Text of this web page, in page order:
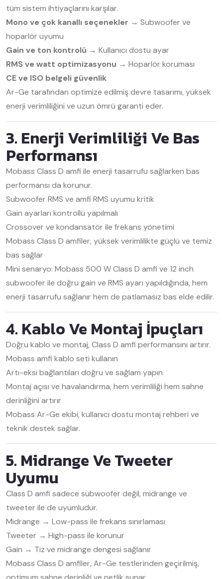
tüm sistem ihtiyaçlarını karşılar.
Mono ve çok kanallı seçenekler → Subwoofer ve
hoparlör uyumu
Gain ve ton kontrolü → Kullanıcı dostu ayar
RMS ve watt optimizasyonu → Hoparlör koruması
CE ve ISO belgeli güvenlik
Ar-Ge tarafından optimize edilmiş devre tasarımı, yüksek
enerji verimliliğini ve uzun ömrü garanti eder.
3. Enerji Verimliliği Ve Bas
Performansı
Mobass Class D amfi ile enerji tasarrufu sağlarken bas
performansı da korunur.
Subwoofer RMS ve amfi RMS uyumu kritik
Gain ayarları kontrollü yapılmalı
Crossover ve kondansatör ile frekans yönetimi
Mobass Class D amfiler, yüksek verimlilikte güçlü ve temiz
bas sağlar
Mini senaryo: Mobass 500 W Class D amfi ve 12 inch
subwoofer ile doğru gain ve RMS ayarı yapıldığında, hem
enerji tasarrufu sağlanır hem de patlamasız bas elde edilir.
4. Kablo Ve Montaj İpuçları
Doğru kablo ve montaj, Class D amfi performansını artırır.
Mobass amfi kablo seti kullanın
Artı-eksi bağlantıları doğru ve sağlam yapın
Montaj açısı ve havalandırma, hem verimliliği hem sahne
derinliğini artırır
Mobass Ar-Ge ekibi, kullanıcı dostu montaj rehberi ve
teknik destek sağlar.
5. Midrange Ve Tweeter
Uyumu
Class D amfi sadece subwoofer değil, midrange ve
tweeter ile de uyumludur.
Midrange → Low-pass ile frekans sınırlaması
Tweeter → High-pass ile korunur
Gain → Tiz ve midrange dengesi sağlanır
Mobass Class D amfiler, Ar-Ge testlerinden geçirilmiş,